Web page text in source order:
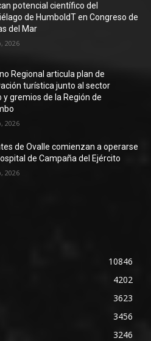
potencial científico del
de HumboldT en Congreso de
del Mar
2026
Regional articula plan de
turística junto al sector
y gremios de la Región de
2026
de Ovalle comienzan a operarse
de Campaña del Ejército
2026
10846
4202
3623
3456
3246